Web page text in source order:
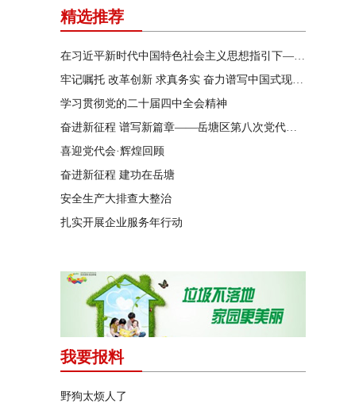
精选推荐
在习近平新时代中国特色社会主义思想指引下——新时代 新作为 新篇章
牢记嘱托 改革创新 求真务实 奋力谱写中国式现代化湖南篇章
学习贯彻党的二十届四中全会精神
奋进新征程 谱写新篇章——岳塘区第八次党代会特别报道
喜迎党代会·辉煌回顾
奋进新征程 建功在岳塘
安全生产大排查大整治
扎实开展企业服务年行动
我要报料
野狗太烦人了